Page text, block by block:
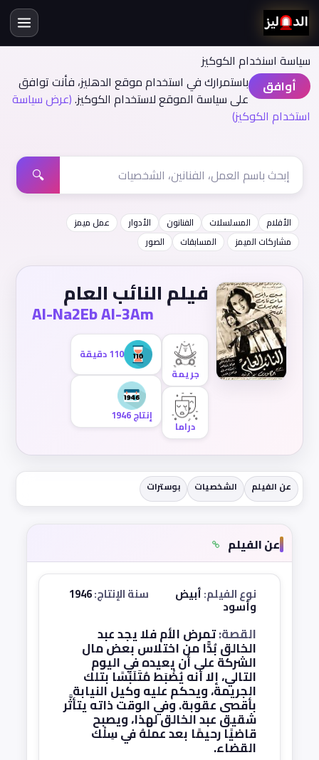
سياسة اسنخدام الكوكيز
أوافق
باستمرارك في استخدام موقع الدهليز، فأنت توافق
على سياسة الموقع لاستخدام الكوكيز.(عرض سياسة
استخدام الكوكيز)
🔍
الأفلام المسلسلات الفنانون الأدوار
عمل ميمز
مشاركات الميمز
المسابقات الصور
فيلم النائب العام
Al-Na2Eb Al-3Am
جريمة
دراما
110 دقيقة
إنتاج 1946
عن الفيلم الشخصيات بوسترات
عن الفيلم
نوع الفيلم:أبيض
وأسود
سنة الإنتاج:
القصة:تمرض الأم فلا يجد عبد
الخالق بُدًّا من اختلاس بعض مال
الشركة على أن يعيده في اليوم
التالي، إلا أنه يُضْبَط مُتَلَبِّسًا بتلك
الجريمة، ويحكم عليه وكيل النيابة
بأقصى عقوبة. وفي الوقت ذاته يتأثَّر
شقيق عبد الخالق لهذا، ويصبح
قاضيًا رحيمًا بعد عملهُ في سِلْك
القضاء.